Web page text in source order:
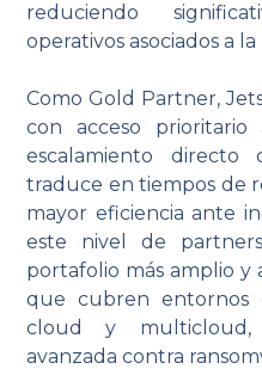
reduciendo
operativos asociados a
Como Gold Partner,
con acceso
escalamiento
traduce en tiempos de
mayor eficiencia ante
este nivel de
portafolio más amplio y
que cubren entornos
cloud y multicloud,
avanzada contra